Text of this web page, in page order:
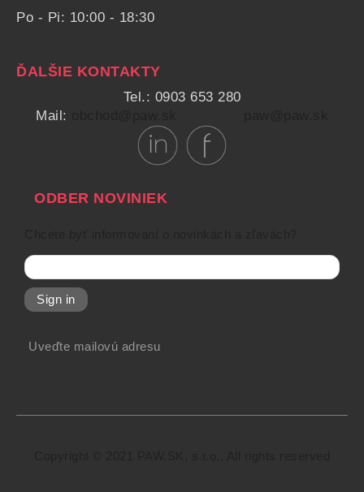
Po - Pi: 10:00 - 18:30
ĎALŠIE KONTAKTY
Tel.: 0903 653 280
Mail:
ODBER NOVINIEK
Sign in
Uveďte mailovú adresu